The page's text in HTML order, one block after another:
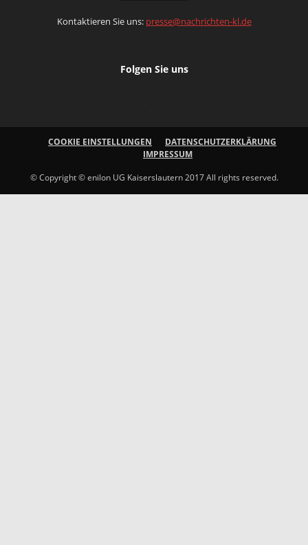
Kontaktieren Sie uns: presse@nachrichten-kl.de
Folgen Sie uns
COOKIE EINSTELLUNGEN
DATENSCHUTZERKLÄRUNG
IMPRESSUM
© Copyright © enilon UG Kaiserslautern 2017 All rights reserved.